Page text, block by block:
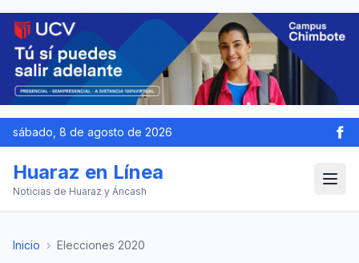
sábado, 8 de agosto de 2026
Huaraz en Línea
Noticias de Huaraz y Áncash
Inicio › Elecciones 2020